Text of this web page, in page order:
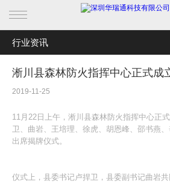
首页
产品中心
解决方案
行业资讯
全部分类
公司新闻
行业资讯
媒体关注
最新活动
淅川县森林防火指挥中心正式成
2019-11-25
11月22日上午，淅川县森林防火指挥中心正
卫、曲岩、王培理、徐虎、胡恩峰、邵书燕
出席揭牌仪式。
仪式上，县委书记卢捍卫，县委副书记曲岩